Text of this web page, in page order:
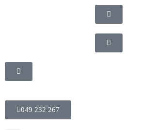
049 232 267